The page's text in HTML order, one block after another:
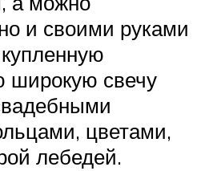
и своими руками
широкую свечу
цветами,
лебедей.